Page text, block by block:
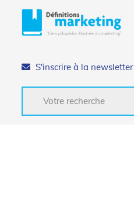
S'inscrire à la newsletter